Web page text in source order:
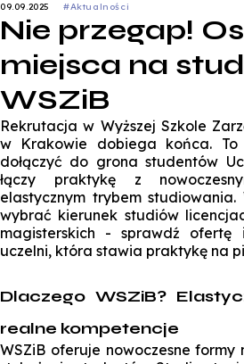
09.09.2025 #Aktualności
Nie przegap!
miejsca na
WSZiB
Rekrutacja w Wyższej Szkole
w Krakowie dobiega końca. To
dołączyć do grona studentów
łączy praktykę z
elastycznym trybem studiowania.
wybrać kierunek studiów
magisterskich - sprawdź ofertę
uczelni, która stawia praktykę na
Dlaczego WSZiB?
realne kompetencje
WSZiB oferuje nowoczesne